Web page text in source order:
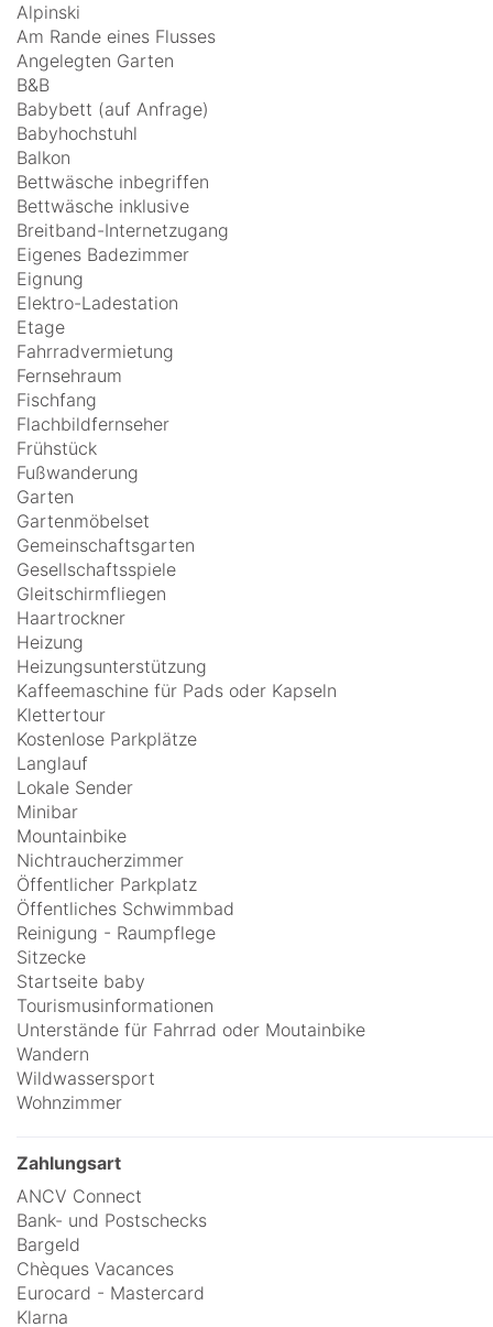
Alpinski
Am Rande eines Flusses
Angelegten Garten
B&B
Babybett (auf Anfrage)
Babyhochstuhl
Balkon
Bettwäsche inbegriffen
Bettwäsche inklusive
Breitband-Internetzugang
Eigenes Badezimmer
Eignung
Elektro-Ladestation
Etage
Fahrradvermietung
Fernsehraum
Fischfang
Flachbildfernseher
Frühstück
Fußwanderung
Garten
Gartenmöbelset
Gemeinschaftsgarten
Gesellschaftsspiele
Gleitschirmfliegen
Haartrockner
Heizung
Heizungsunterstützung
Kaffeemaschine für Pads oder Kapseln
Klettertour
Kostenlose Parkplätze
Langlauf
Lokale Sender
Minibar
Mountainbike
Nichtraucherzimmer
Öffentlicher Parkplatz
Öffentliches Schwimmbad
Reinigung - Raumpflege
Sitzecke
Startseite baby
Tourismusinformationen
Unterstände für Fahrrad oder Moutainbike
Wandern
Wildwassersport
Wohnzimmer
Zahlungsart
ANCV Connect
Bank- und Postschecks
Bargeld
Chèques Vacances
Eurocard - Mastercard
Klarna